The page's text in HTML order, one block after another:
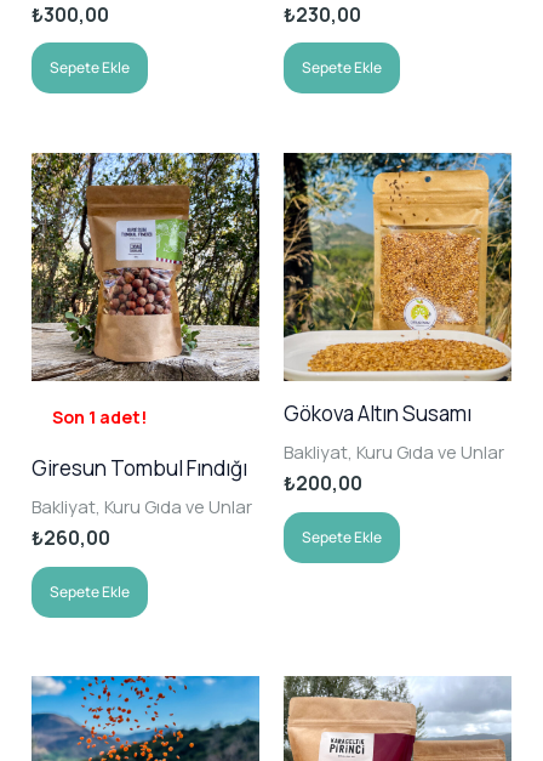
₺300,00
Sepete Ekle
₺230,00
Sepete Ekle
Son 1 adet!
Giresun Tombul Fındığı
Bakliyat, Kuru Gıda ve Unlar
₺260,00
Sepete Ekle
Gökova Altın Susamı
Bakliyat, Kuru Gıda ve Unlar
₺200,00
Sepete Ekle